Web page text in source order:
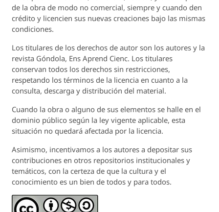
de la obra de modo no comercial, siempre y cuando den
crédito y licencien sus nuevas creaciones bajo las mismas
condiciones.
Los titulares de los derechos de autor son los autores y la
revista Góndola, Ens Aprend Cienc. Los titulares
conservan todos los derechos sin restricciones,
respetando los términos de la licencia en cuanto a la
consulta, descarga y distribución del material.
Cuando la obra o alguno de sus elementos se halle en el
dominio público según la ley vigente aplicable, esta
situación no quedará afectada por la licencia.
Asimismo, incentivamos a los autores a depositar sus
contribuciones en otros repositorios institucionales y
temáticos, con la certeza de que la cultura y el
conocimiento es un bien de todos y para todos.